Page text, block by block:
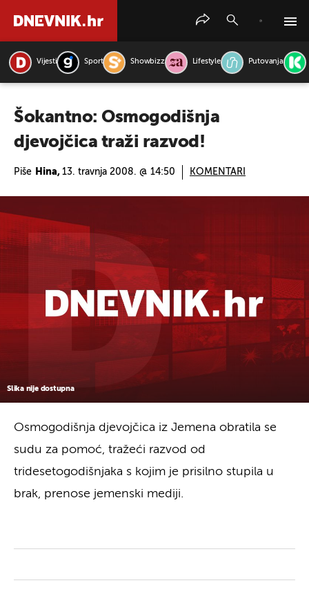
Vijesti Sport Showbizz Lifestyle Putovanja
Šokantno: Osmogodišnja
djevojčica traži razvod!
Piše Hina, 13. travnja 2008. @ 14:50 KOMENTARI
Slika nije dostupna
Osmogodišnja djevojčica iz Jemena obratila se
sudu za pomoć, tražeći razvod od
tridesetogodišnjaka s kojim je prisilno stupila u
brak, prenose jemenski mediji.
PRETRAŽITE VIJESTI